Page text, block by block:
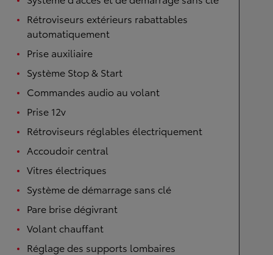
Rétroviseurs extérieurs rabattables
automatiquement
Prise auxiliaire
Système Stop & Start
Commandes audio au volant
Prise 12v
Rétroviseurs réglables électriquement
Accoudoir central
Vitres électriques
Système de démarrage sans clé
Pare brise dégivrant
Volant chauffant
Réglage des supports lombaires